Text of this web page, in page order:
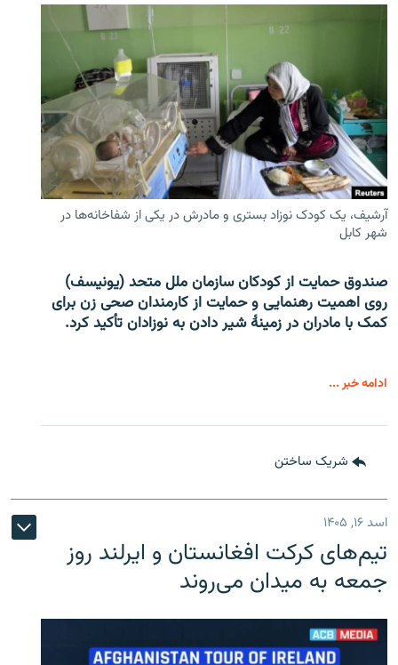
آرشیف، یک کودک نوزاد بستری و مادرش در یکی از شفاخانه‌ها در
شهر کابل
صندوق حمایت از کودکان سازمان ملل متحد (یونیسف)
روی اهمیت رهنمایی و حمایت از کارمندان صحی زن برای
کمک با مادران در زمینۀ شیر دادن به نوزادان تأکید کرد.
ادامه خبر ...
شریک ساختن
اسد ۱۶, ۱۴۰۵
تیم‌های کرکت افغانستان و ایرلند روز
جمعه به میدان می‌روند